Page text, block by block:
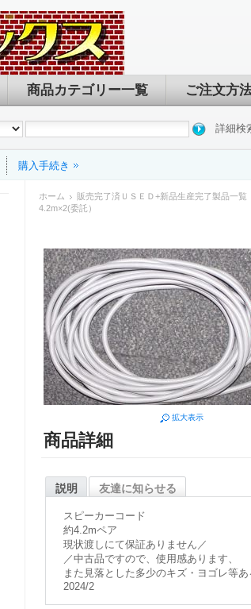
商品カテゴリー一覧 ご注文方
詳細検
購入手続き
ホーム 販売完了済ＵＳＥＤ+新品生産完了製品一覧
4.2m×2(委託）
拡大表示
商品詳細
説明 友達に知らせる
スピーカーコード
約4.2mペア
現状渡しにて保証ありません／
／中古品ですので、使用感あります、
また見落とした多少のキズ・ヨゴレ等
2024/2